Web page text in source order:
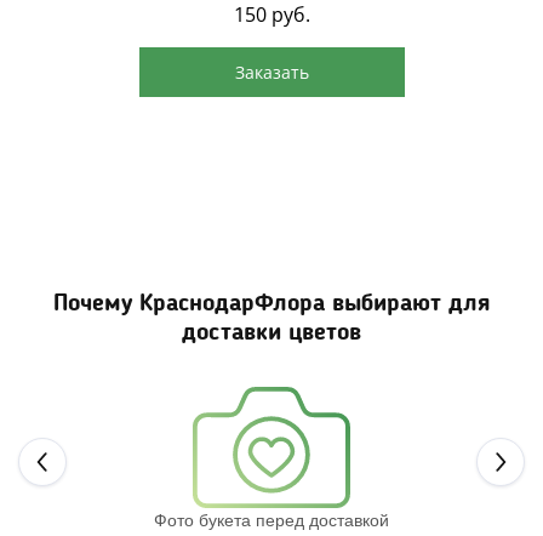
150 руб.
Заказать
Почему КраснодарФлора выбирают для
доставки цветов
Фото букета перед доставкой